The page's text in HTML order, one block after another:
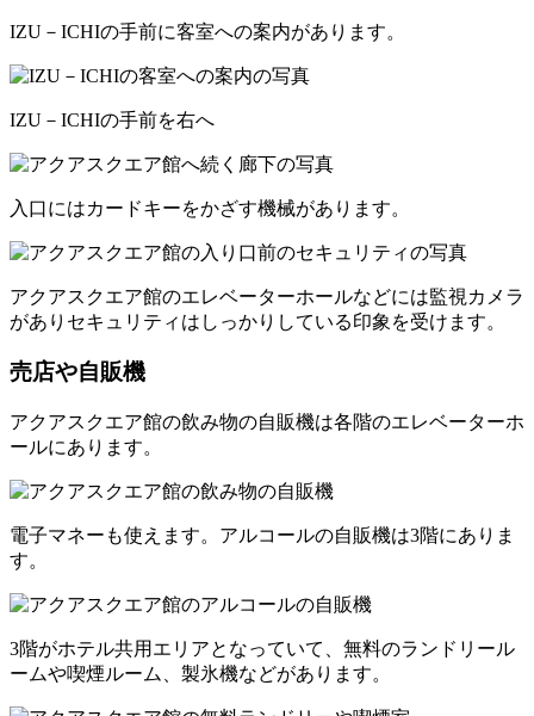
IZU－ICHIの手前に客室への案内があります。
IZU－ICHIの手前を右へ
入口にはカードキーをかざす機械があります。
アクアスクエア館のエレベーターホールなどには監視カメラ
がありセキュリティはしっかりしている印象を受けます。
売店や自販機
アクアスクエア館の飲み物の自販機は各階のエレベーターホ
ールにあります。
電子マネーも使えます。アルコールの自販機は3階にありま
す。
3階がホテル共用エリアとなっていて、無料のランドリール
ームや喫煙ルーム、製氷機などがあります。